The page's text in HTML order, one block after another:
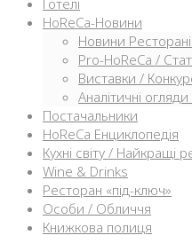
Готелі
HoReCa-Новини
Новини
Pro-HoReCa /
Виставки /
Аналітичні
Постачальники
HoReCa Енциклопедія
Кухні світу / Найкращі
Wine & Drinks
Ресторан «під-ключ»
Особи / Обличчя
Книжкова полиця